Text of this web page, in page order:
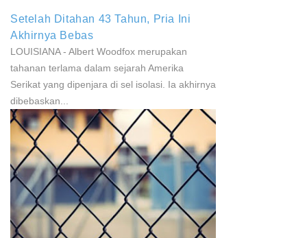
Setelah Ditahan 43 Tahun, Pria Ini
Akhirnya Bebas
LOUISIANA - Albert Woodfox merupakan
tahanan terlama dalam sejarah Amerika
Serikat yang dipenjara di sel isolasi. Ia akhirnya
dibebaskan...